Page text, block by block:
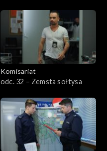
Komisariat
odc. 32 – Zemsta sołtysa